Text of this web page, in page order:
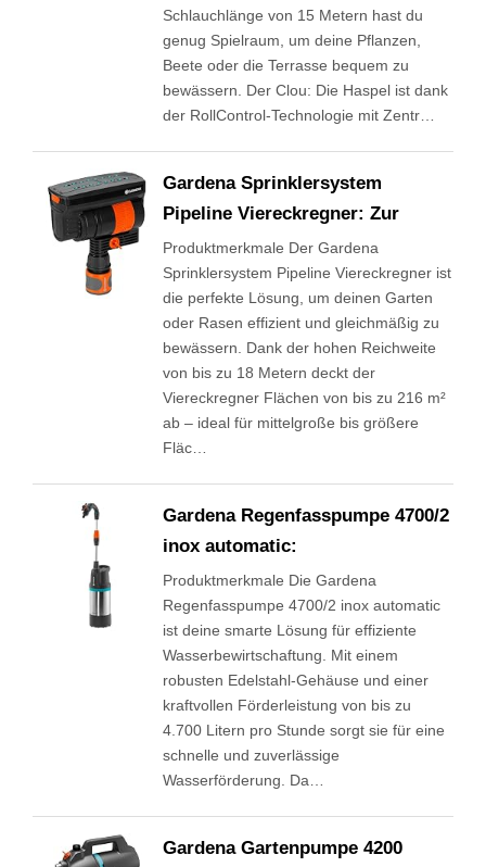
Schlauchlänge von 15 Metern hast du
genug Spielraum, um deine Pflanzen,
Beete oder die Terrasse bequem zu
bewässern. Der Clou: Die Haspel ist dank
der RollControl-Technologie mit Zentr…
Gardena Sprinklersystem
Pipeline Viereckregner: Zur
Produktmerkmale Der Gardena
Sprinklersystem Pipeline Viereckregner ist
die perfekte Lösung, um deinen Garten
oder Rasen effizient und gleichmäßig zu
bewässern. Dank der hohen Reichweite
von bis zu 18 Metern deckt der
Viereckregner Flächen von bis zu 216 m²
ab – ideal für mittelgroße bis größere
Fläc…
Gardena Regenfasspumpe 4700/2
inox automatic:
Produktmerkmale Die Gardena
Regenfasspumpe 4700/2 inox automatic
ist deine smarte Lösung für effiziente
Wasserbewirtschaftung. Mit einem
robusten Edelstahl-Gehäuse und einer
kraftvollen Förderleistung von bis zu
4.700 Litern pro Stunde sorgt sie für eine
schnelle und zuverlässige
Wasserförderung. Da…
Gardena Gartenpumpe 4200